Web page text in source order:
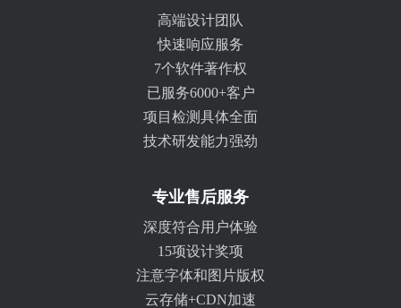
高端设计团队
快速响应服务
7个软件著作权
已服务6000+客户
项目检测具体全面
技术研发能力强劲
专业售后服务
深度符合用户体验
15项设计奖项
注意字体和图片版权
云存储+CDN加速